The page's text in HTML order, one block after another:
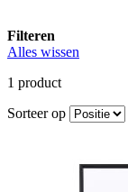
Filteren
Alles wissen
1 product
Sorteer op